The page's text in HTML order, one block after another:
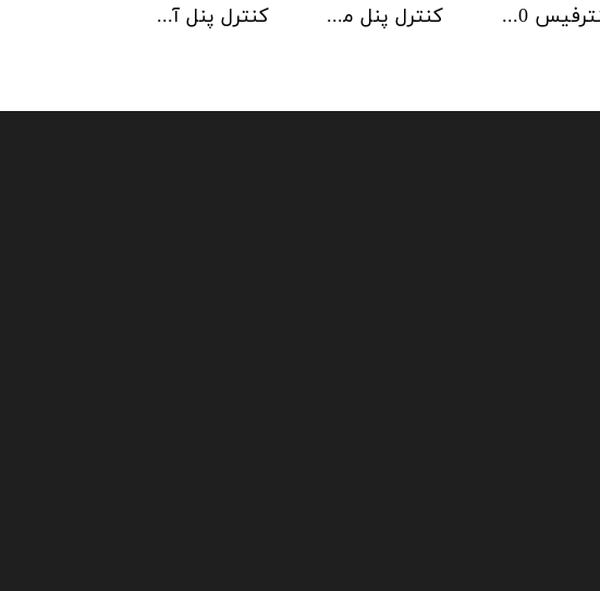
کنترل پنل آدرس پذیر C-TEC سری XFP دو لوپ 32 زون کنترل پنل متعارف C-TEC سری CFP 8 Zone اینترفیس NSC | ArcNET B01350-00